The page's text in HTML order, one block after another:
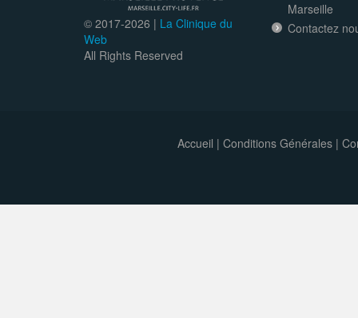
© 2017-2026 | La Clinique du
Web
All Rights Reserved
Marseille
Contactez
Accueil | Conditions Générales|